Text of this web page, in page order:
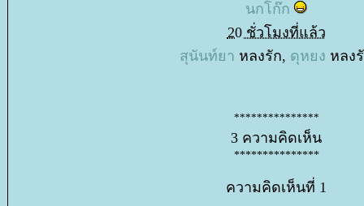
นกโก๊ก
20 ชั่วโมงที่แล้ว
สุนันท์ยา หลงรัก, ดุหยง หลง
***************
3 ความคิดเห็น
***************
ความคิดเห็นที่ 1